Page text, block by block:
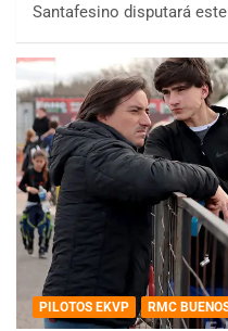
Santafesino disputará
PILOTOS EKVP RMC